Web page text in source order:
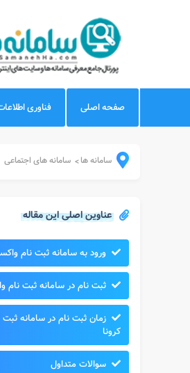
صفحه اصلی فناوری
سامانه ها> سامانه های اجتماعی
عناوین اصلی این مقاله
ورود به سامانه ثبت نام
ثبت نام در سامانه ثبت نام
زمان ثبت نام در سامانه
کرونا
سوالات متداول